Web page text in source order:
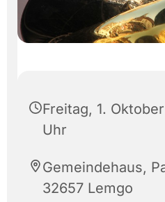
Freitag, 1.
Uhr
Gemeindehaus,
32657 Lemgo